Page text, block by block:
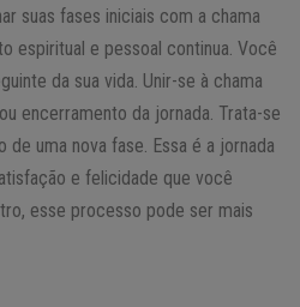
suas fases iniciais com a chama
espiritual e pessoal continua. Você
da sua vida. Unir-se à chama
encerramento da jornada. Trata-se
uma nova fase. Essa é a jornada
e felicidade que você
esse processo pode ser mais